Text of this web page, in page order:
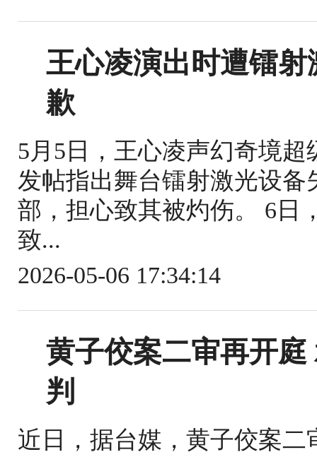
王心凌演出时遭镭
歉
5月5日，王心凌声幻奇境
发帖指出舞台镭射激光设
部，担心致其被灼伤。 6日
致...
2026-05-06 17:34:14
黄子佼案二审再开
判
近日，据台媒，黄子佼案